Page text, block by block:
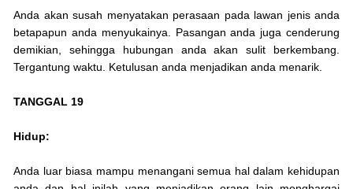
Anda akan susah menyatakan perasaan pada lawan jenis anda
betapapun anda menyukainya. Pasangan anda juga cenderung
demikian, sehingga hubungan anda akan sulit berkembang.
Tergantung waktu. Ketulusan anda menjadikan anda menarik.
TANGGAL 19
Hidup:
Anda luar biasa mampu menangani semua hal dalam kehidupan